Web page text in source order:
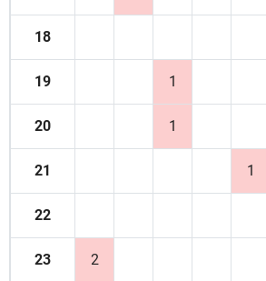
18
19 1
20 1
21 1
22
23 2